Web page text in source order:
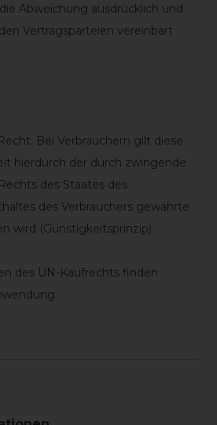
Abweichung ausdrücklich und
Vertragsparteien vereinbart
Bei Verbrauchern gilt diese
hierdurch der durch zwingende
des Staates des
des Verbrauchers gewährte
wird (Günstigkeitsprinzip).
des UN-Kaufrechts finden